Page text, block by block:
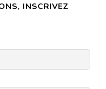
INSCRIVEZ